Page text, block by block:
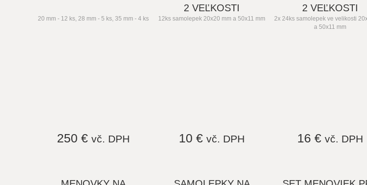
20 mm - 12 ks, 28 mm - 5 ks, 35 mm - 4 ks
250 € vč. DPH
2 VEĽKOSTI
12ks samolepek 20x20 mm a 50x11 mm
10 € vč. DPH
2 VEĽKOSTI
2x 24ks samolepek ve velikosti
a 50x11 mm
16 € vč. DPH